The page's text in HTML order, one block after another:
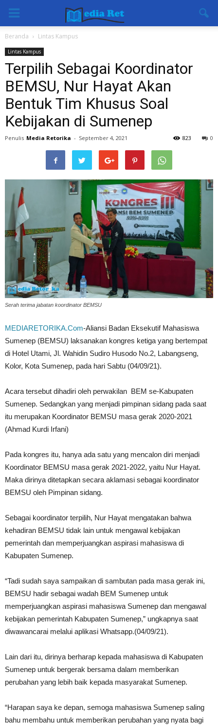
Beranda Lintas Kampus
Lintas Kampus
Terpilih Sebagai Koordinator
BEMSU, Nur Hayat Akan
Bentuk Tim Khusus Soal
Kebijakan di Sumenep
Penulis Media Retorika - September 4, 2021 0
823
Serah terima jabatan koordinator BEMSU
MEDIARETORIKA.Com-Aliansi Badan Eksekutif Mahasiswa
Sumenep (BEMSU) laksanakan kongres ketiga yang bertempat
di Hotel Utami, Jl. Wahidin Sudiro Husodo No.2, Labangseng,
Kolor, Kota Sumenep, pada hari Sabtu (04/09/21).
Acara tersebut dihadiri oleh perwakilan BEM se-Kabupaten
Sumenep. Sedangkan yang menjadi pimpinan sidang pada saat
itu merupakan Koordinator BEMSU masa gerak 2020-2021
(Ahmad Kurdi Irfani)
Pada kongres itu, hanya ada satu yang mencalon diri menjadi
Koordinator BEMSU masa gerak 2021-2022, yaitu Nur Hayat.
Maka dirinya ditetapkan secara aklamasi sebagai koordinator
BEMSU oleh Pimpinan sidang.
Sebagai koordinator terpilih, Nur Hayat mengatakan bahwa
kehadiran BEMSU tidak lain untuk mengawal kebijakan
pemerintah dan memperjuangkan aspirasi mahasiswa di
Kabupaten Sumenep.
“Tadi sudah saya sampaikan di sambutan pada masa gerak ini,
BEMSU hadir sebagai wadah BEM Sumenep untuk
memperjuangkan aspirasi mahasiswa Sumenep dan mengawal
kebijakan pemerintah Kabupaten Sumenep,” ungkapnya saat
diwawancarai melalui aplikasi Whatsapp.(04/09/21).
Lain dari itu, dirinya berharap kepada mahasiswa di Kabupaten
Sumenep untuk bergerak bersama dalam memberikan
perubahan yang lebih baik kepada masyarakat Sumenep.
“Harapan saya ke depan, semoga mahasiswa Sumenep saling
bahu membahu untuk memberikan perubahan yang nyata bagi